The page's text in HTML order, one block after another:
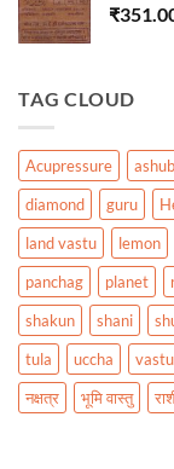
₹
TAG CLOUD
Acupressure
diamond
guru
land vastu
lemon
panchag
planet
shakun
shani
tula
uccha vastu
नक्षत्र
भूमि वास्तु